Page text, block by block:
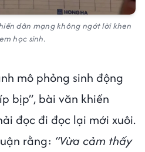
dân mạng không ngớt lời khen
học sinh.
mô phỏng sinh động
bịp”, bài văn khiến
đọc đi đọc lại mới xuôi.
rằng: “Vừa cảm thấy